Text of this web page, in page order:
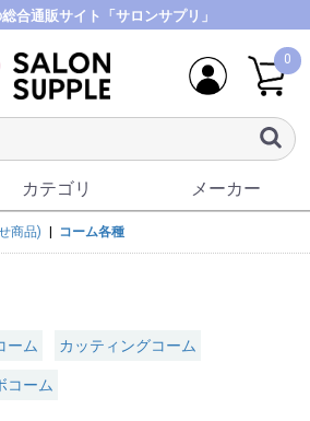
合通販サイト「サロンサプリ」
0
カテゴリ メーカー
商品) コーム各種
ーム カッティングコーム
コーム